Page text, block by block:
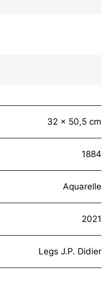
32 x 50,5 cm
1884
Aquarelle
2021
Legs J.P. Didier